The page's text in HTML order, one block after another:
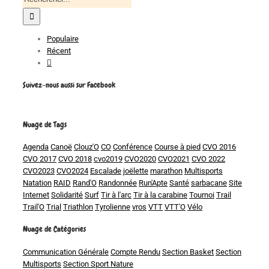
pour
Populaire
Récent
Suivez-nous aussi sur Facebook
Nuage de Tags
Agenda Canoë Clouz'O CO Conférence Course à pied CVO 2016
CVO 2017 CVO 2018 cvo2019 CVO2020 CVO2021 CVO 2022
CVO2023 CVO2024 Escalade joëlette marathon Multisports
Natation RAID Rand'O Randonnée Run'Apte Santé sarbacane Site
Internet Solidarité Surf Tir à l'arc Tir à la carabine Tournoi Trail
Trail'O Trial Triathlon Tyrolienne vros VTT VTT'O Vélo
Nuage de Catégories
Communication Générale Compte Rendu Section Basket Section
Multisports Section Sport Nature